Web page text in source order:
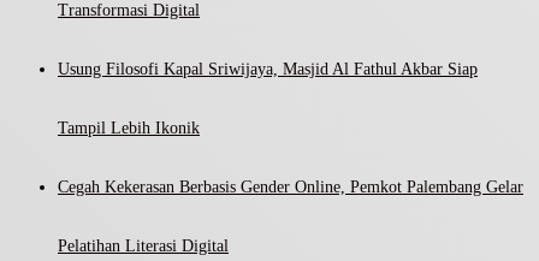
Transformasi Digital
Usung Filosofi Kapal Sriwijaya, Masjid Al Fathul Akbar Siap
Tampil Lebih Ikonik
Cegah Kekerasan Berbasis Gender Online, Pemkot Palembang Gelar
Pelatihan Literasi Digital